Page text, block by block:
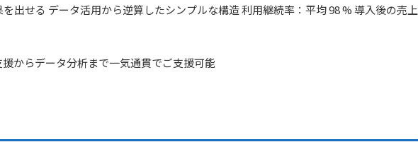
出せる データ活用から逆算したシンプルな構造 利用継続率：平均 98 % 導入後の売上
からデータ分析まで一気通貫でご支援可能